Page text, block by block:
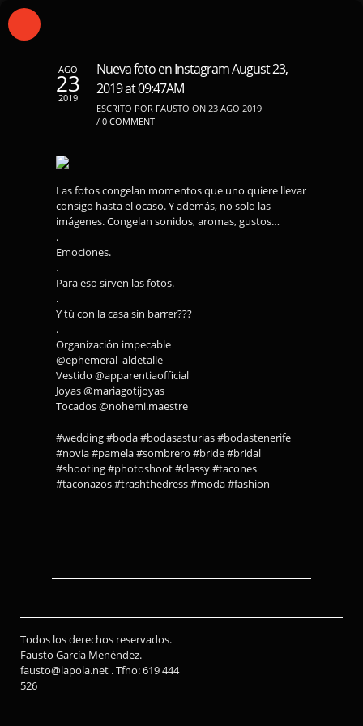
AGO
23
2019
Nueva foto en Instagram August 23,
2019 at 09:47AM
ESCRITO POR FAUSTO ON 23 AGO 2019
/ 0 COMMENT
Las fotos congelan momentos que uno quiere llevar
consigo hasta el ocaso. Y además, no solo las
imágenes. Congelan sonidos, aromas, gustos…
.
Emociones.
.
Para eso sirven las fotos.
.
Y tú con la casa sin barrer???
.⠀⠀⠀⠀⠀⠀
Organización impecable
@ephemeral_aldetalle⠀⠀⠀⠀⠀⠀⠀⠀⠀
Vestido @apparentiaofficial
Joyas @mariagotijoyas⠀⠀⠀⠀⠀⠀⠀
Tocados @nohemi.maestre
#wedding #boda #bodasasturias #bodastenerife
#novia #pamela #sombrero #bride #bridal
#shooting #photoshoot #classy #tacones
#taconazos #trashthedress #moda #fashion
Todos los derechos reservados.
Fausto García Menéndez.
fausto@lapola.net . Tfno: 619 444
526